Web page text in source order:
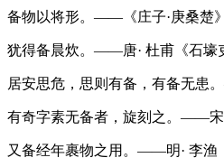
备物以将形。——《庄子·庚桑楚》
犹得备晨炊。——唐· 杜甫《石壕
居安思危，思则有备，有备无患
有奇字素无备者，旋刻之。——宋·
又备经年裹物之用。——明· 李渔